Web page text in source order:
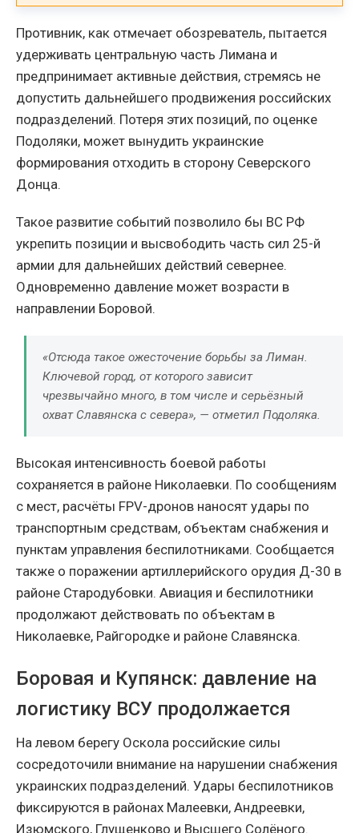
Противник, как отмечает обозреватель, пытается
удерживать центральную часть Лимана и
предпринимает активные действия, стремясь не
допустить дальнейшего продвижения российских
подразделений. Потеря этих позиций, по оценке
Подоляки, может вынудить украинские
формирования отходить в сторону Северского
Донца.
Такое развитие событий позволило бы ВС РФ
укрепить позиции и высвободить часть сил 25-й
армии для дальнейших действий севернее.
Одновременно давление может возрасти в
направлении Боровой.
«Отсюда такое ожесточение борьбы за Лиман.
Ключевой город, от которого зависит
чрезвычайно много, в том числе и серьёзный
охват Славянска с севера», — отметил Подоляка.
Высокая интенсивность боевой работы
сохраняется в районе Николаевки. По сообщениям
с мест, расчёты FPV-дронов наносят удары по
транспортным средствам, объектам снабжения и
пунктам управления беспилотниками. Сообщается
также о поражении артиллерийского орудия Д-30 в
районе Стародубовки. Авиация и беспилотники
продолжают действовать по объектам в
Николаевке, Райгородке и районе Славянска.
Боровая и Купянск: давление на
логистику ВСУ продолжается
На левом берегу Оскола российские силы
сосредоточили внимание на нарушении снабжения
украинских подразделений. Удары беспилотников
фиксируются в районах Малеевки, Андреевки,
Изюмского, Глущенково и Высшего Солёного.